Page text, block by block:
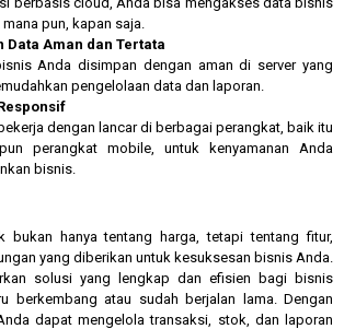
pun, kapan saja.
Data Aman dan Tertata
Anda disimpan dengan aman di server yang
pengelolaan data dan laporan.
dengan lancar di berbagai perangkat, baik itu
perangkat mobile, untuk kenyamanan Anda
bisnis.
bukan hanya tentang harga, tetapi tentang fitur,
yang diberikan untuk kesuksesan bisnis Anda.
solusi yang lengkap dan efisien bagi bisnis
berkembang atau sudah berjalan lama. Dengan
dapat mengelola transaksi, stok, dan laporan